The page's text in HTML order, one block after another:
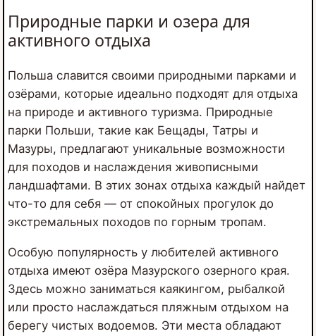
Природные парки и озера для
активного отдыха
Польша славится своими природными парками и
озёрами, которые идеально подходят для отдыха
на природе и активного туризма. Природные
парки Польши, такие как Бещады, Татры и
Мазуры, предлагают уникальные возможности
для походов и наслаждения живописными
ландшафтами. В этих зонах отдыха каждый найдет
что-то для себя — от спокойных прогулок до
экстремальных походов по горным тропам.
Особую популярность у любителей активного
отдыха имеют озёра Мазурского озерного края.
Здесь можно заниматься каякингом, рыбалкой
или просто наслаждаться пляжным отдыхом на
берегу чистых водоемов. Эти места обладают